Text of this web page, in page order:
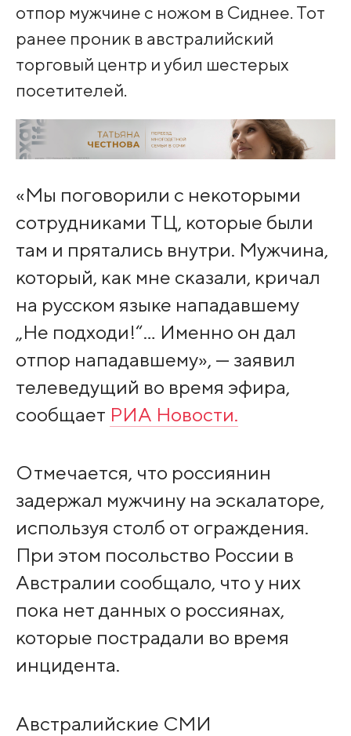
отпор мужчине с ножом в Сиднее. Тот
ранее проник в австралийский
торговый центр и убил шестерых
посетителей.
«Мы поговорили с некоторыми
сотрудниками ТЦ, которые были
там и прятались внутри. Мужчина,
который, как мне сказали, кричал
на русском языке нападавшему
„Не подходи!“… Именно он дал
отпор нападавшему», — заявил
телеведущий во время эфира,
сообщает РИА Новости.
Отмечается, что россиянин
задержал мужчину на эскалаторе,
используя столб от ограждения.
При этом посольство России в
Австралии сообщало, что у них
пока нет данных о россиянах,
которые пострадали во время
инцидента.
Австралийские СМИ